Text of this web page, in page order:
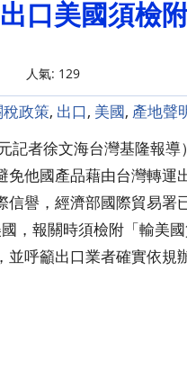
口美國須檢
人氣: 129
政策, 出口, 美國, 產地聲
記者徐文海台灣基隆報
他國產品藉由台灣轉運
譽，經濟部國際貿易署
，報關時須檢附「輸美
呼籲出口業者確實依規